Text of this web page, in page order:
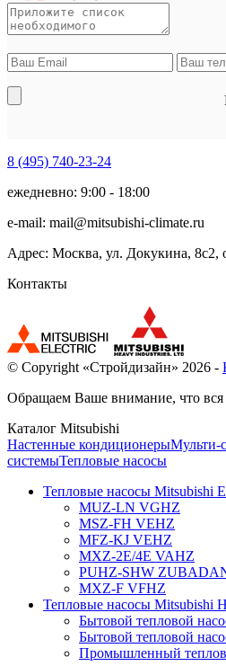
8 (495) 740-23-24
ежедневно: 9:00 - 18:00
e-mail: mail@mitsubishi-climate.ru
Адрес: Москва, ул. Докукина, 8с2,
Контакты
© Copyright «Стройдизайн» 2026 -
Обращаем Ваше внимание, что вся
Каталог Mitsubishi
Настенные кондиционерыМульти-
системыТепловые насосы
Тепловые насосы Mitsubishi
MUZ-LN VGHZ
MSZ-FH VEHZ
MFZ-KJ VEHZ
MXZ-2E/4E VAHZ
PUHZ-SHW
MXZ-F VFHZ
Тепловые насосы Mitsubishi
Бытовой тепловой
Бытовой тепловой
Промышленный